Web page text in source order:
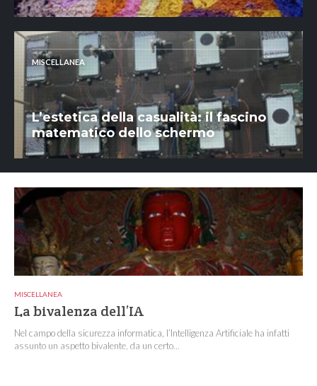
MISCELLANEA
L’estetica della casualità: il fascino
matematico dello schermo
MISCELLANEA
La bivalenza dell’IA
Nel campo della sicurezza informatica, l’Intelligenza Artificiale ha infatti
assunto un aspetto bivalente, da un certo...